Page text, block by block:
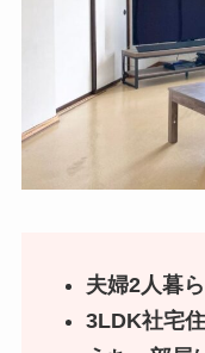
夫婦2人暮
3LDK社宅